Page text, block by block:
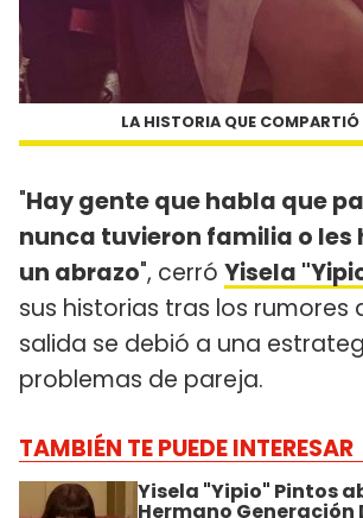
LA HISTORIA QUE COMPARTIÓ
"Hay gente que habla que
nunca tuvieron familia o les
un abrazo", cerró Yisela
sus historias tras los rumores
salida se debió a una
problemas de pareja.
TAMBIÉN TE PUEDE INTERESAR
Yisela "Yipio" Pintos
Hermano Generación